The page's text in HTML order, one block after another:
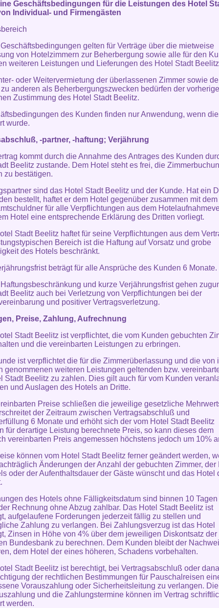
Geschäftsbedingungen für die Leistungen des Hotel
Individual- und Firmengästen
gelten für Verträge über die mietweise
von Hotelzimmern zur Beherbergung sowie alle für den
weiteren Leistungen und Lieferungen des Hotel Stadt
oder Weitervermietung der überlassenen Zimmer sowie
anderen als Beherbergungszwecken bedürfen der
Zustimmung des Hotel Stadt Beelitz.
des Kunden finden nur Anwendung, wenn
wurde.
-partner, -haftung; Verjährung
kommt durch die Annahme des Antrages des Kunden
Beelitz zustande. Dem Hotel steht es frei, die
zu bestätigen.
sind das Hotel Stadt Beelitz und der Kunde. Hat ein
bestellt, haftet er dem Hotel gegenüber zusammen mit
für alle Verpflichtungen aus dem
Hotel eine entsprechende Erklärung des Dritten vorliegt.
Stadt Beelitz haftet für seine Verpflichtungen aus dem
Bereich ist die Haftung auf Vorsatz und grobe
des Hotels beschränkt.
beträgt für alle Ansprüche des Kunden 6 Monate.
und kurze Verjährungsfrist gehen
Beelitz auch bei Verletzung von Verpflichtungen bei der
und positiver Vertragsverletzung.
Preise, Zahlung, Aufrechnung
Stadt Beelitz ist verpflichtet, die vom Kunden gebuchten
und die vereinbarten Leistungen zu erbringen.
ist verpflichtet die für die Zimmerüberlassung und die von
genommenen weiteren Leistungen geltenden bzw.
Stadt Beelitz zu zahlen. Dies gilt auch für vom Kunden
und Auslagen des Hotels an Dritte.
Preise schließen die jeweilige gesetzliche
der Zeitraum zwischen Vertragsabschluß und
6 Monate und erhöht sich der vom Hotel Stadt Beelitz
für derartige Leistung berechnete Preis, so kann dieses dem
vereinbarten Preis angemessen höchstens jedoch um 10%
können vom Hotel Stadt Beelitz ferner geändert werden,
Änderungen der Anzahl der gebuchten Zimmer, der
oder der Aufenthaltsdauer der Gäste wünscht und das Hotel
des Hotels ohne Fälligkeitsdatum sind binnen 10 Tagen
Rechnung ohne Abzug zahlbar. Das Hotel Stadt Beelitz ist
aufgelaufene Forderungen jederzeit fällig zu stellen und
Zahlung zu verlangen. Bei Zahlungsverzug ist das Hotel
Zinsen in Höhe von 4% über dem jeweiligen Diskontsatz der
Bundesbank zu berechnen. Dem Kunden bleibt der
dem Hotel der eines höheren, Schadens vorbehalten.
Stadt Beelitz ist berechtigt, bei Vertragsabschluß oder
der rechtlichen Bestimmungen für Pauschalreisen
Vorauszahlung oder Sicherheitsleitung zu verlangen.
und die Zahlungstermine können im Vertrag
werden.